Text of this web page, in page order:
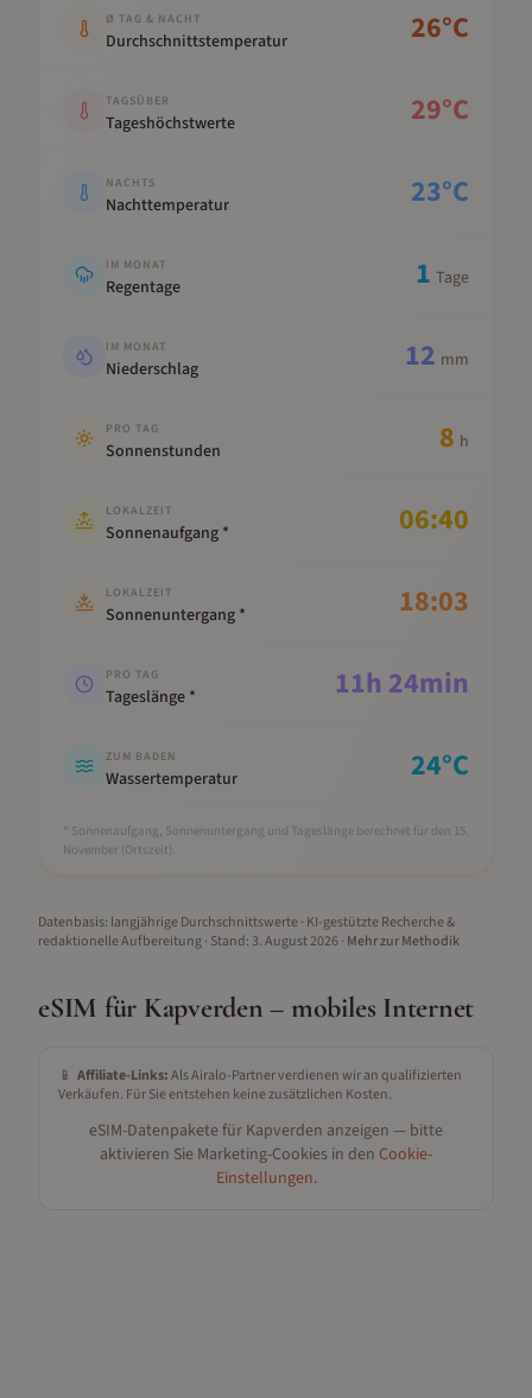
Ø TAG & NACHT
Durchschnittstemperatur 26°C
TAGSÜBER
Tageshöchstwerte 29°C
NACHTS
Nachttemperatur 23°C
IM MONAT
Regentage 1 Tage
IM MONAT
Niederschlag 12 mm
PRO TAG
Sonnenstunden 8 h
LOKALZEIT
Sonnenaufgang * 06:40
LOKALZEIT
Sonnenuntergang * 18:03
PRO TAG
Tageslänge * 11h 24min
ZUM BADEN
Wassertemperatur 24°C
* Sonnenaufgang, Sonnenuntergang und Tageslänge berechnet für den 15.
November (Ortszeit).
Datenbasis: langjährige Durchschnittswerte · KI-gestützte Recherche &
redaktionelle Aufbereitung· Stand: 3. August 2026· Mehr zur Methodik
eSIM für Kapverden – mobiles Internet
📱 Affiliate-Links:Als Airalo-Partner verdienen wir an qualifizierten
Verkäufen. Für Sie entstehen keine zusätzlichen Kosten.
eSIM-Datenpakete für Kapverden anzeigen — bitte
aktivieren Sie Marketing-Cookies in den Cookie-
Einstellungen.